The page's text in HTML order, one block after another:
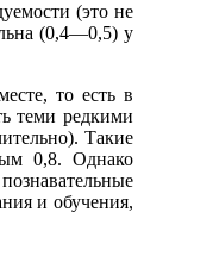
(это не
(0,4—0,5) у
то есть в
теми редкими
Такие
0,8. Однако
и обучения,